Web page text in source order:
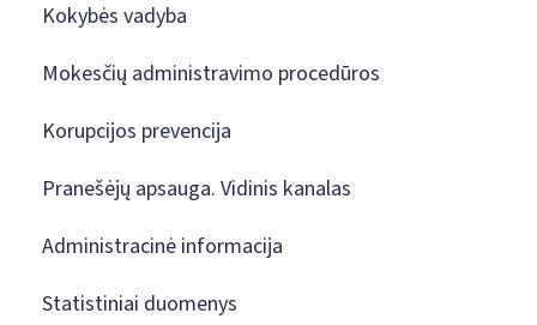
Kokybės vadyba
Mokesčių administravimo procedūros
Korupcijos prevencija
Pranešėjų apsauga. Vidinis kanalas
Administracinė informacija
Statistiniai duomenys